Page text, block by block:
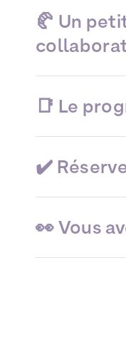
🥐 Un
📑 Le
✔️
👀 Vous